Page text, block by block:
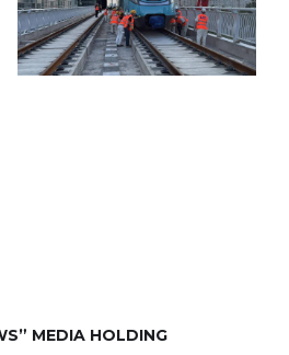
MEDIA HOLDING